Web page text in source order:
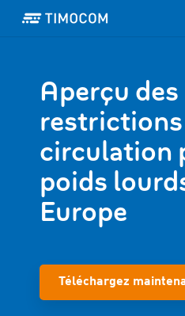
Aperçu des
circulation
poids
Europe
Téléchargez